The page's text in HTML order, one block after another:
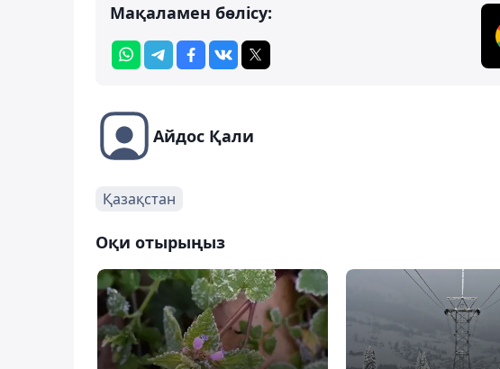
Мақаламен бөлісу:
Айдос Қали
Қазақстан
Оқи отырыңыз